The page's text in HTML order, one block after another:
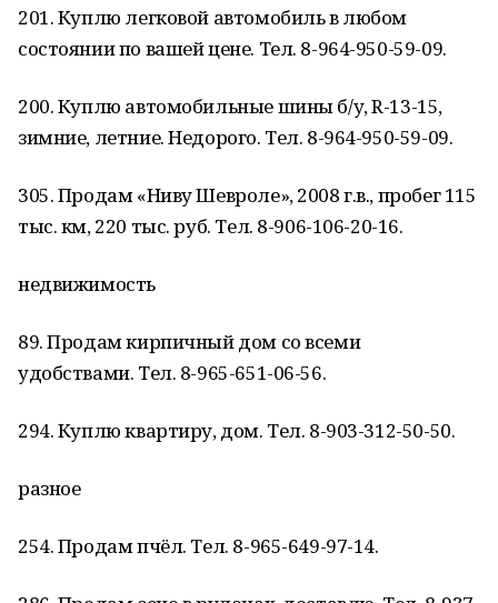
201. Куплю легковой автомобиль в любом
состоянии по вашей цене. Тел. 8-964-950-59-09.
200. Куплю автомобильные шины б/у, R-13-15,
зимние, летние. Недорого. Тел. 8-964-950-59-09.
305. Продам «Ниву Шевроле», 2008 г.в., пробег 115
тыс. км, 220 тыс. руб. Тел. 8-906-106-20-16.
недвижимость
89. Продам кирпичный дом со всеми
удобствами. Тел. 8-965-651-06-56.
294. Куплю квартиру, дом. Тел. 8-903-312-50-50.
разное
254. Продам пчёл. Тел. 8-965-649-97-14.